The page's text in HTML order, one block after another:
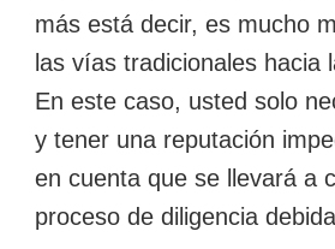
más está decir, es mucho
las vías tradicionales hacia
En este caso, usted solo
y tener una reputación
en cuenta que se llevará a
proceso de diligencia